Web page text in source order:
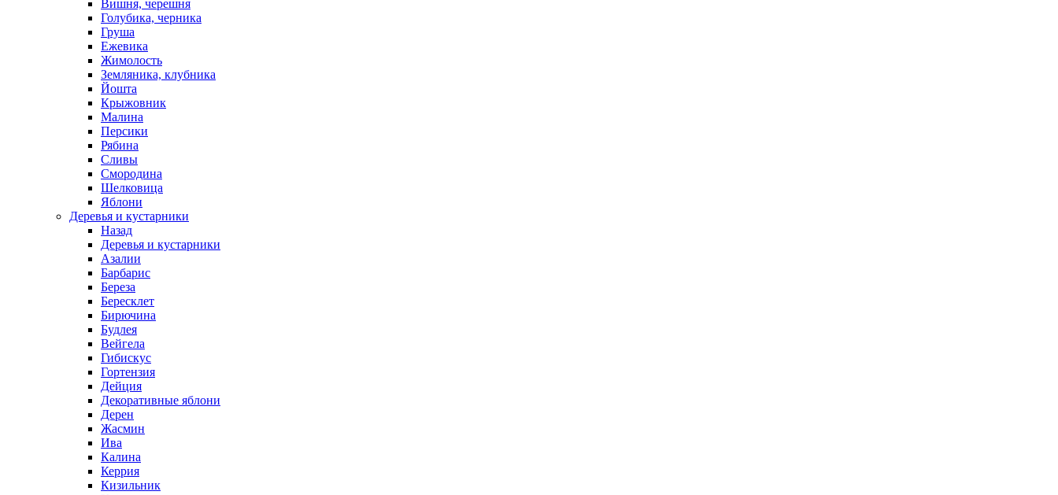
Вишня, черешня
Голубика, черника
Груша
Ежевика
Жимолость
Земляника, клубника
Йошта
Крыжовник
Малина
Персики
Рябина
Сливы
Смородина
Шелковица
Яблони
Деревья и кустарники
Назад
Деревья и кустарники
Азалии
Барбарис
Береза
Бересклет
Бирючина
Будлея
Вейгела
Гибискус
Гортензия
Дейция
Декоративные яблони
Дерен
Жасмин
Ива
Калина
Керрия
Кизильник